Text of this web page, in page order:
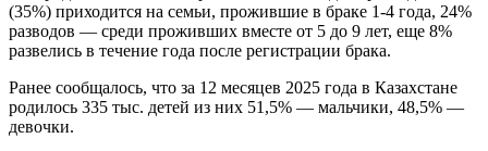
(35%) приходится на семьи, прожившие в браке 1-4 года, 24%
разводов — среди проживших вместе от 5 до 9 лет, еще 8%
развелись в течение года после регистрации брака.
Ранее сообщалось, что за 12 месяцев 2025 года в Казахстане
родилось 335 тыс. детей из них 51,5% — мальчики, 48,5% —
девочки.